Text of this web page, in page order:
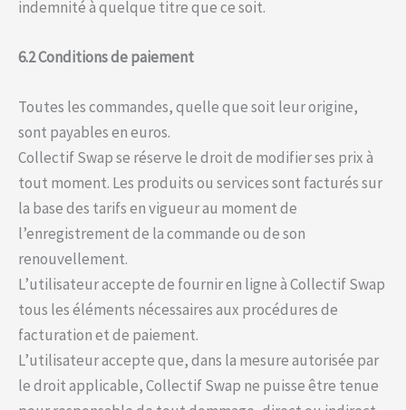
indemnité à quelque titre que ce soit.
6.2 Conditions de paiement
Toutes les commandes, quelle que soit leur origine,
sont payables en euros.
Collectif Swap se réserve le droit de modifier ses prix à
tout moment. Les produits ou services sont facturés sur
la base des tarifs en vigueur au moment de
l’enregistrement de la commande ou de son
renouvellement.
L’utilisateur accepte de fournir en ligne à Collectif Swap
tous les éléments nécessaires aux procédures de
facturation et de paiement.
L’utilisateur accepte que, dans la mesure autorisée par
le droit applicable, Collectif Swap ne puisse être tenue